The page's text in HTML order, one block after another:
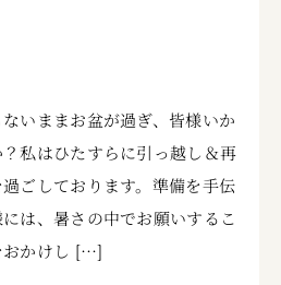
いままお盆が過ぎ、皆様いか
私はひたすらに引っ越し＆再
ごしております。準備を手伝
は、暑さの中でお願いするこ
おかけし […]